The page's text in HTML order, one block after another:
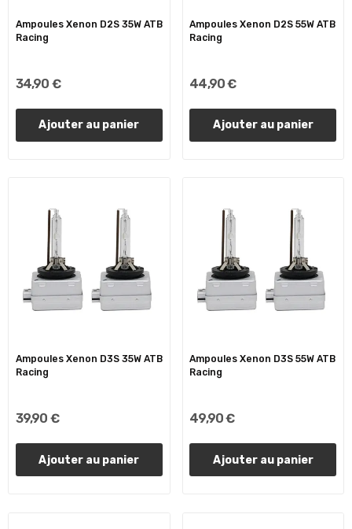
Ampoules Xenon D2S 35W ATB
Racing
34,90 €
Ajouter au panier
Ampoules Xenon D2S 55W ATB
Racing
44,90 €
Ajouter au panier
Ampoules Xenon D3S 35W ATB
Racing
39,90 €
Ajouter au panier
Ampoules Xenon D3S 55W ATB
Racing
49,90 €
Ajouter au panier